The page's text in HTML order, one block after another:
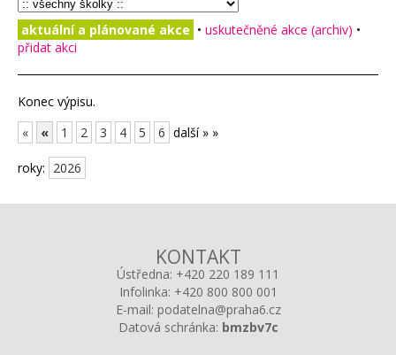
aktuální a plánované akce • uskutečněné akce (archiv) •
přidat akci
Konec výpisu.
«
« 1 2 3 4 5 6 další » »
roky: 2026
KONTAKT
Ústředna: +420 220 189 111
Infolinka: +420 800 800 001
E-mail: podatelna@praha6.cz
Datová schránka: bmzbv7c